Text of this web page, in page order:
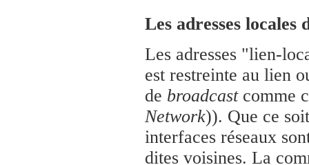
Les adresses
Les adresses "lien-
est restreinte au lien
de broadcastcomme
Network)). Que ce
interfaces réseaux
dites voisines. La